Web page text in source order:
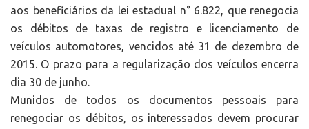
aos beneficiários da lei estadual n° 6.822, que renegocia
os débitos de taxas de registro e licenciamento de
veículos automotores, vencidos até 31 de dezembro de
2015. O prazo para a regularização dos veículos encerra
dia 30 de junho.
Munidos de todos os documentos pessoais para
renegociar os débitos, os interessados devem procurar